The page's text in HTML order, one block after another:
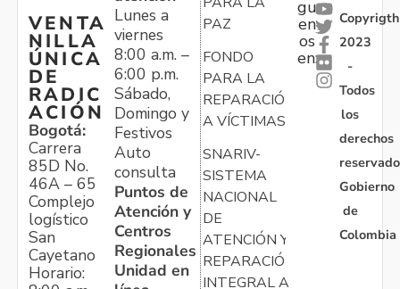
VENTA
NILLA
ÚNICA
DE
RADIC
ACIÓN
Bogotá:
Carrera
85D No.
46A – 65
Complejo
logístico
San
Cayetano
Horario:
Lunes a
viernes
8:00 a.m. –
6:00 p.m.
Sábado,
Domingo y
Festivos
Auto
consulta
Puntos de
Atención y
Centros
Regionales
Unidad en
PAZ
FONDO
PARA LA
REPARACIÓN
A VÍCTIMAS
SNARIV-
SISTEMA
NACIONAL
DE
ATENCIÓN Y
REPARACIÓN
INTEGRAL A
gu
en
os
en:
Copyrigth
2023
-
Todos
los
derechos
Gobierno
de
Colombia